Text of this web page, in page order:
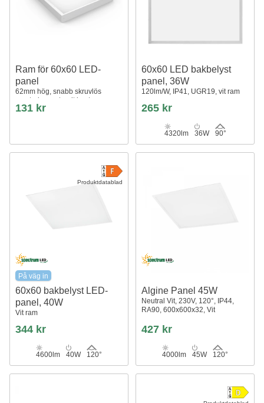
Ram för 60x60 LED-
panel
62mm hög, snabb skruvlös
monteringssats, vit kant
131 kr
60x60 LED bakbelyst
panel, 36W
120lm/W, IP41, UGR19, vit ram
265 kr
4320lm 36W 90°
Produktdatablad
På väg in
60x60 bakbelyst LED-
panel, 40W
Vit ram
344 kr
4600lm 40W 120°
Algine Panel 45W
Neutral Vit, 230V, 120°, IP44,
RA90, 600x600x32, Vit
427 kr
4000lm 45W 120°